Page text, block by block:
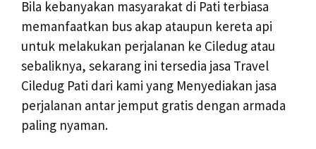
Bila kebanyakan masyarakat di Pati terbiasa
memanfaatkan bus akap ataupun kereta api
untuk melakukan perjalanan ke Ciledug atau
sebaliknya, sekarang ini tersedia jasa Travel
Ciledug Pati dari kami yang Menyediakan jasa
perjalanan antar jemput gratis dengan armada
paling nyaman.